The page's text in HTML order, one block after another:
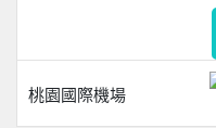
桃園國際機場